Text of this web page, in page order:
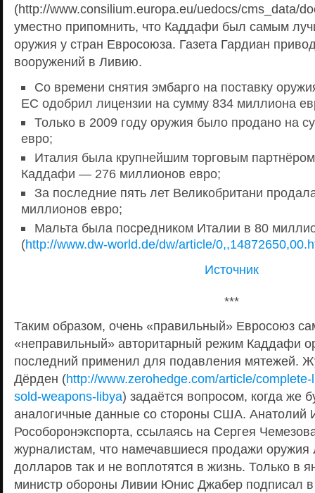
(http://www.consilium.europa.eu/uedocs/cms_data/
уместно припомнить, что Каддафи был самым
оружия у стран Евросоюза. Газета Гардиан
вооружений в Ливию.
Со времени снятия эмбарго на поставку
ЕС одобрил лицензии на сумму 834 миллиона
Только в 2009 году оружия было продано на
евро;
Италия была крупнейшим торговым
Каддафи — 276 миллионов евро;
За последние пять лет Великобритани
миллионов евро;
Мальта была посредником Италии в 80
(http://www.dw-world.de/dw/article/
Источник
***
Таким образом, очень «правильный» Евросоюз
«неправильный» авторитарный режим Каддафи
последний применил для подавления мятежей.
Дёрден (http://www.zerohedge.com/article/
sold-weapons-libya) задаётся вопросом, когда же
аналогичные данные со стороны США. Анатолий
Рособоронэкспорта, ссылаясь на Сергея
журналистам, что намечавшиеся продажи
долларов так и не воплотятся в жизнь. Только в
министр обороны Ливии Юнис Джабер подписал в